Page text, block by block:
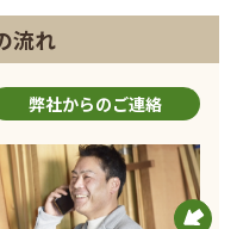
流れ
弊社からのご連絡